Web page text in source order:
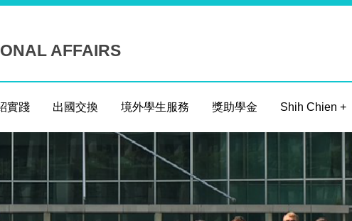
AFFAIRS
實踐 出國交換 境外學生服務 獎助學金 Shih Chien +